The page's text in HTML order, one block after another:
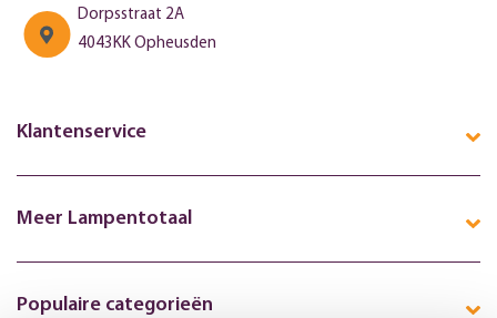
Dorpsstraat 2A
4043KK Opheusden
Klantenservice
Meer Lampentotaal
Populaire categorieën